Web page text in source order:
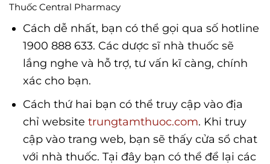
Thuốc Central Pharmacy
Cách dễ nhất, bạn có thể gọi qua số hotline
1900 888 633. Các dược sĩ nhà thuốc sẽ
lắng nghe và hỗ trợ, tư vấn kĩ càng, chính
xác cho bạn.
Cách thứ hai bạn có thể truy cập vào địa
chỉ websitetrungtamthuoc.com. Khi truy
cập vào trang web, bạn sẽ thấy cửa sổ chat
với nhà thuốc. Tại đây bạn có thể để lại các